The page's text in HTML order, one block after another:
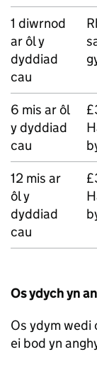
1 diwrnod
ar ôl y
dyddiad
cau
6 mis ar ôl
y dyddiad
cau
12 mis ar
ôl y
dyddiad
cau
Os ydych yn
Os ydym wedi
ei bod yn